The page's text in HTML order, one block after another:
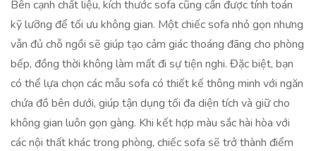
Bên cạnh chất liệu, kích thước sofa cũng cần được tính toán
kỹ lưỡng để tối ưu không gian. Một chiếc sofa nhỏ gọn nhưng
vẫn đủ chỗ ngồi sẽ giúp tạo cảm giác thoáng đãng cho phòng
bếp, đồng thời không làm mất đi sự tiện nghi. Đặc biệt, bạn
có thể lựa chọn các mẫu sofa có thiết kế thông minh với ngăn
chứa đồ bên dưới, giúp tận dụng tối đa diện tích và giữ cho
không gian luôn gọn gàng. Khi kết hợp màu sắc hài hòa với
các nội thất khác trong phòng, chiếc sofa sẽ trở thành điểm